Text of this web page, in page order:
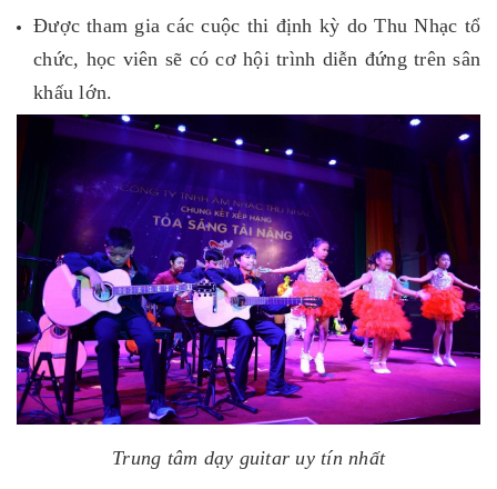
Được tham gia các cuộc thi định kỳ do Thu Nhạc tổ
chức, học viên sẽ có cơ hội trình diễn đứng trên sân
khấu lớn.
Trung tâm dạy guitar uy tín nhất